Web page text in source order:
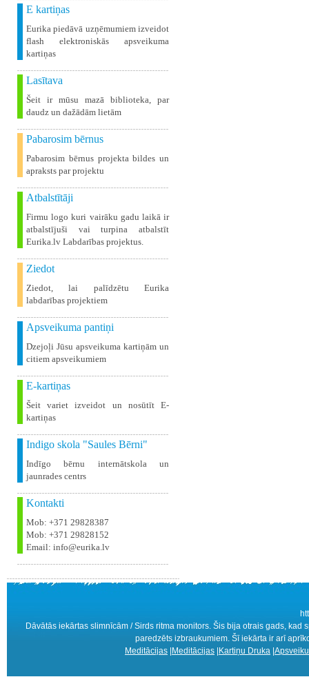
E kartiņas
Eurika piedāvā uzņēmumiem izveidot
flash elektroniskās apsveikuma
kartiņas
Lasītava
Šeit ir mūsu mazā biblioteka, par
daudz un dažādām lietām
Pabarosim bērnus
Pabarosim bērnus projekta bildes un
apraksts par projektu
Atbalstītāji
Firmu logo kuri vairāku gadu laikā ir
atbalstījuši vai turpina atbalstīt
Eurika.lv Labdarības projektus.
Ziedot
Ziedot, lai palīdzētu Eurika
labdarības projektiem
Apsveikuma pantiņi
Dzejoļi Jūsu apsveikuma kartiņām un
citiem apsveikumiem
E-kartiņas
Šeit variet izveidot un nosūtīt E-
kartiņas
Indigo skola "Saules Bērni"
Indīgo bērnu internātskola un
jaunrades centrs
Kontakti
Mob: +371 29828387
Mob: +371 29828152
Email: info@eurika.lv
Dāvātās iekārtas slimnīcām / Sirds ritma monitors. Šis bija otrais gads,
paredzēts izbraukumiem. Šī iekārta ir arī
Meditācijas Meditācijas Kartiņu Druka